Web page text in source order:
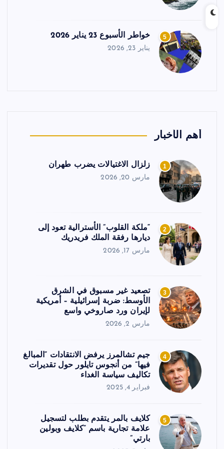
5 خواطر الأسبوع 23 يناير 2026
يناير 23, 2026
أهم الأخبار
1 زلزال الاغتيالات يضرب طهران
مارس 20, 2026
2
“ملكة القلوب” الأسترالية تعود إلى
ديارها رفقة الملك فريدريك
مارس 17, 2026
3
تصعيد غير مسبوق في الشرق
الأوسط: ضربة إسرائيلية – أمريكية
لإيران ورد صاروخي واسع
مارس 2, 2026
4
جيم تشالمرز يرفض الانتقادات “المبالغ
فيها” من أنجوس تايلور حول تقديرات
تكاليف سياسة الغداء
فبراير 4, 2025
5
كلايف بالمر يتقدم بطلب لتسجيل
علامة تجارية باسم “كلايف وبولين
بارتي”